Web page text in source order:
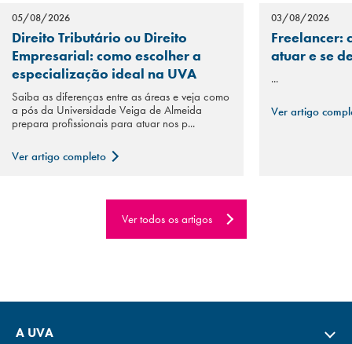
05/08/2026
Direito Tributário ou Direito
Empresarial: como escolher a
especialização ideal na UVA
Saiba as diferenças entre as áreas e veja como
a pós da Universidade Veiga de Almeida
prepara profissionais para atuar nos p...
Ver artigo completo
03/08/2026
Freelancer:
atuar e se
...
Ver artigo
Ver todos os artigos
A UVA